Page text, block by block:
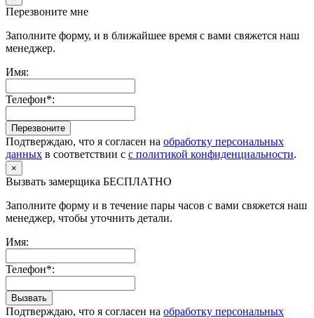
Перезвоните мне
Заполните форму, и в ближайшее время с вами свяжется наш
менеджер.
Имя:
Телефон*:
Перезвоните
Подтверждаю, что я согласен на обработку персональных
данных в соответствии с с политикой конфиденциальности.
×
Вызвать замерщика БЕСПЛАТНО
Заполните форму и в течение пары часов с вами свяжется наш
менеджер, чтобы уточнить детали.
Имя:
Телефон*:
Вызвать
Подтверждаю, что я согласен на обработку персональных